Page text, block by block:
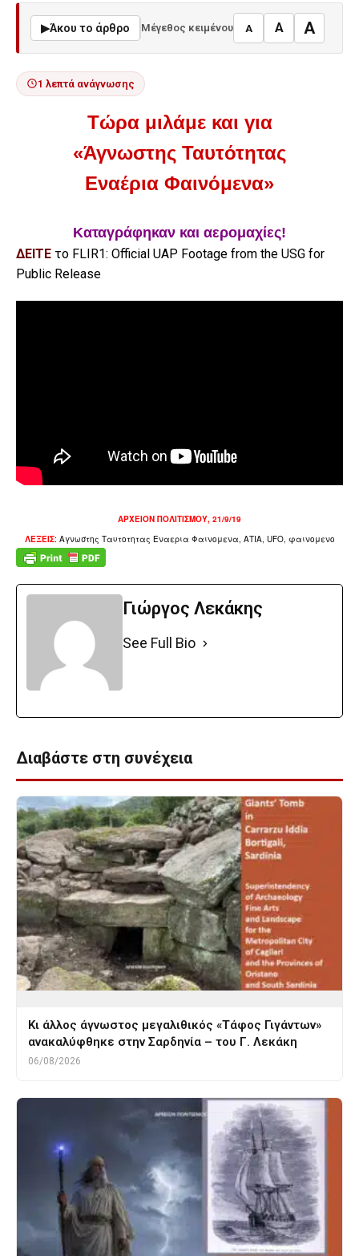
▶Άκου το άρθρο Μέγεθος κειμένου A A A
1 λεπτά ανάγνωσης
Τώρα μιλάμε και για
«Άγνωστης Ταυτότητας
Εναέρια Φαινόμενα»
Καταγράφηκαν και αερομαχίες!
ΔΕΙΤΕ το FLIR1: Official UAP Footage from the USG for
Public Release
ΑΡΧΕΙΟΝ ΠΟΛΙΤΙΣΜΟΥ, 21/9/19
ΛΕΞΕΙΣ: Αγνωστης Ταυτοτητας Εναερια Φαινομενα, ΑΤΙΑ, UFO, φαινομενο
Γιώργος Λεκάκης
See Full Bio
Διαβάστε στη συνέχεια
Κι άλλος άγνωστος μεγαλιθικός «Τάφος Γιγάντων»
ανακαλύφθηκε στην Σαρδηνία – του Γ. Λεκάκη
06/08/2026